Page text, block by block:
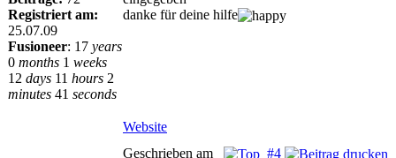
Registriert am:
25.07.09
Fusioneer: 17 years
0 months 1 weeks
12 days 11 hours 2
minutes 41 seconds
danke für deine hilfe
Website
#4
Geschrieben am